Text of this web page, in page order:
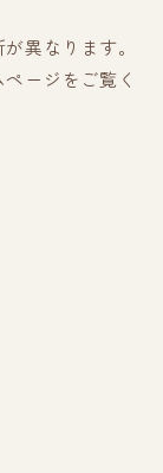
異なります。
ージをご覧く